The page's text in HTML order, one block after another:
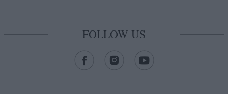
FOLLOW US